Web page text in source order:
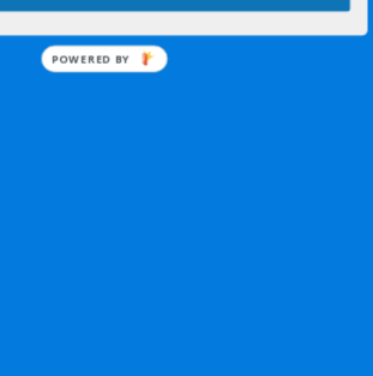
POWERED BY